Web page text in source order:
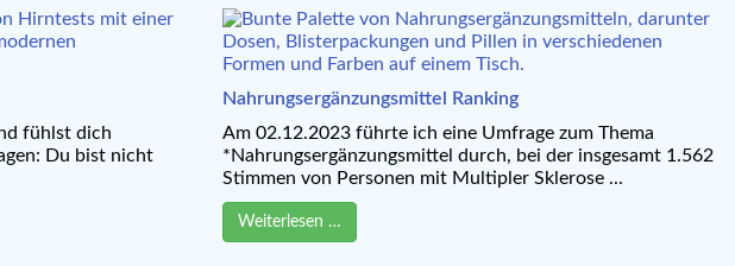
fühlst dich
Du bist nicht
Nahrungsergänzungsmittel Ranking
Am 02.12.2023 führte ich eine Umfrage zum Thema
*Nahrungsergänzungsmittel durch, bei der insgesamt 1.562
Stimmen von Personen mit Multipler Sklerose ...
Weiterlesen …